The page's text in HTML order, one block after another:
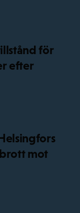
för
efter
mot